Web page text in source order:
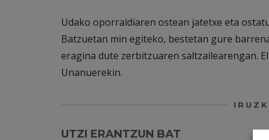
Udako oporraldiaren ostean jatetxe eta
Batzuetan min egiteko, bestetan gure
eragina dute zerbitzuaren saltzailearengan.
Unanuerekin.
UTZI ERANTZUN BAT